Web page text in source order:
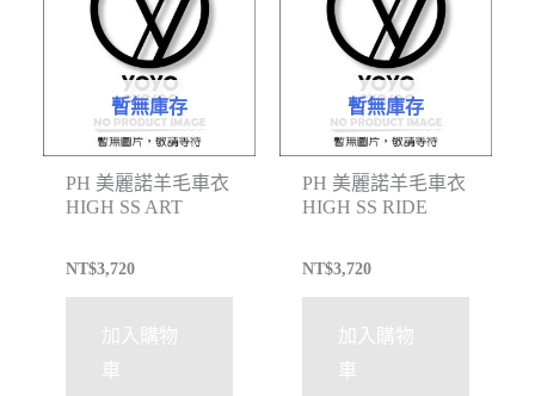
暫無庫存
PH 美麗諾羊毛車衣
HIGH SS ART
NT$3,720
加入購物
車
暫無庫存
PH 美麗諾羊毛車衣
HIGH SS RIDE
NT$3,720
加入購物
車